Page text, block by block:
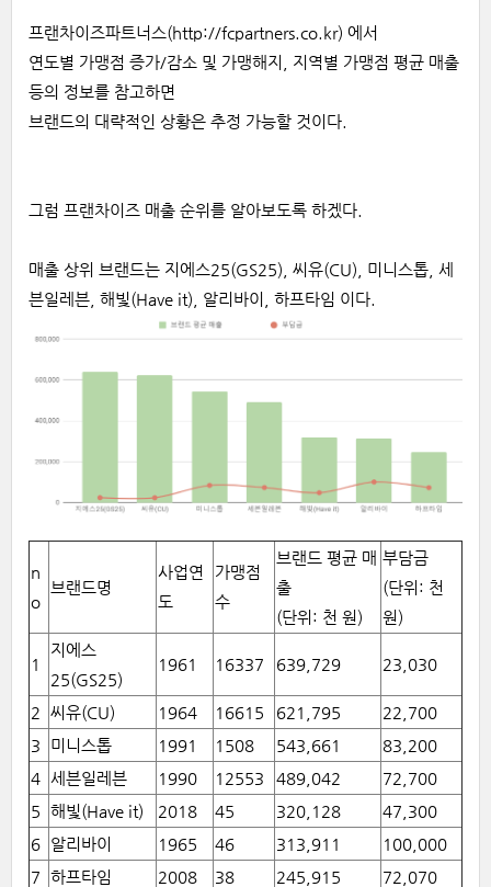
프랜차이즈파트너스(http://fcpartners.co.kr) 에서
연도별 가맹점 증가/감소 및 가맹해지, 지역별 가맹점 평균 매출
등의 정보를 참고하면
브랜드의 대략적인 상황은 추정 가능할 것이다
그럼 프랜차이즈 매출 순위를 알아보도록 하겠다.
매출 상위 브랜드는 지에스25(GS25), 씨유(CU), 미니스톱, 세
븐일레븐, 해빛(Have it), 알리바이, 하프타임 이다.
n
o
브랜드명
사업연
도
가맹점
수
브랜드 평균 매
출
(단위: 천 원)
부담금
(단위: 천
원)
1
지에스
25(GS25)
1961 16337 639,729 23,030
2 씨유(CU) 1964 16615 621,795
22,700
3
미니스톱 1991 1508 543,661
83,200
4 세븐일레븐 1990 12553 489,042
72,700
5 해빛(Have it) 2018 45 320,128
47,300
6 알리바이 1965 46 313,911
100,000
7 하프타임 2008 38 245,915 72,070